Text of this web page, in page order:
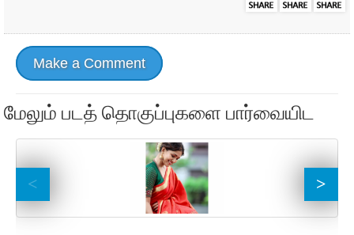
Make a Comment
மேலும் படத் தொகுப்புகளை பார்வையிட